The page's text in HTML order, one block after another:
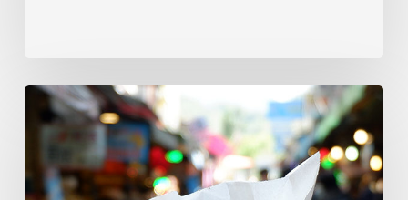
taiwanesische
Gerichte,
du